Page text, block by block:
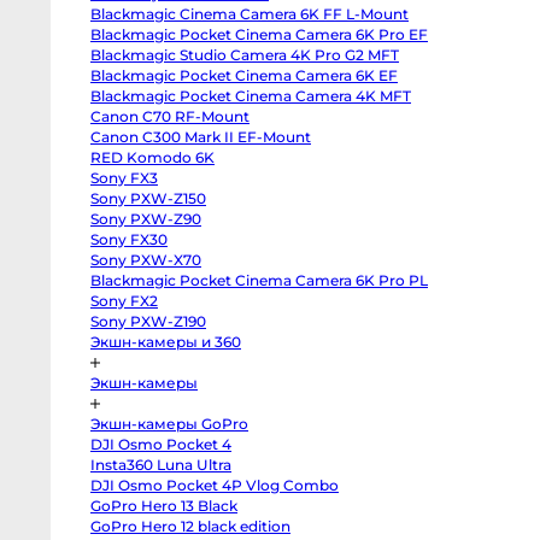
Sony
a7
IV
Sony
a7R
IV
Sony
II
Sony
II
Sony
a6000
Sony
E1
Fujifilm
Blackmagic Cinema Camera 6K FF L-Mount
Blackmagic Pocket Cinema Camera 6K Pro EF
Blackmagic Studio Camera 4K Pro G2 MFT
Blackmagic Pocket Cinema Camera 6K EF
Blackmagic Pocket Cinema Camera 4K MFT
Canon C70 RF-Mount
Canon C300 Mark II EF-Mount
RED Komodo 6K
Sony FX3
Sony PXW-Z150
Sony PXW-Z90
Sony FX30
Sony PXW-X70
Blackmagic Pocket Cinema Camera 6K Pro PL
Sony FX2
Sony PXW-Z190
Экшн-камеры и 360
Экшн-камеры
Экшн-камеры GoPro
DJI Osmo Pocket 4
Insta360 Luna Ultra
DJI Osmo Pocket 4P Vlog Combo
GoPro Hero 13 Black
GoPro Hero 12 black edition
82 мм
Ариэль»